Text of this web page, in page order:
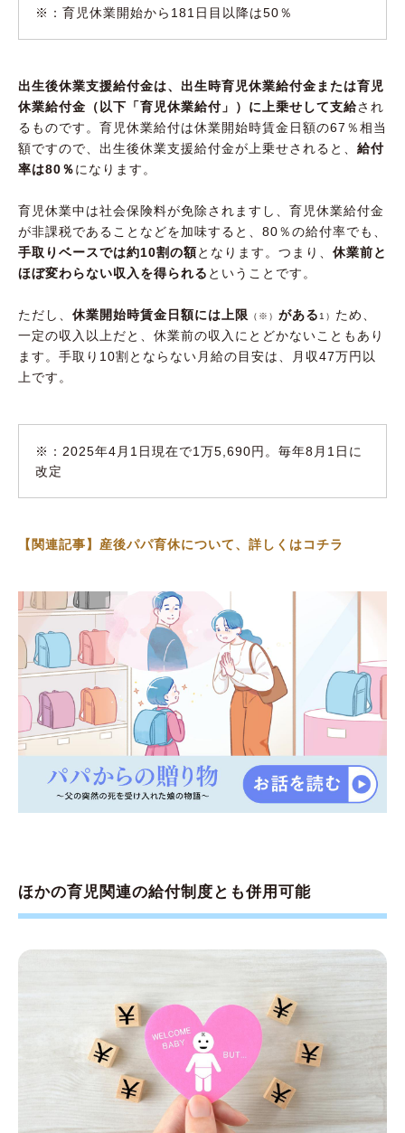
※：育児休業開始から181日目以降は50％
出生後休業支援給付金は、出生時育児休業給付金または育児
休業給付金（以下「育児休業給付」）に上乗せして支給され
るものです。育児休業給付は休業開始時賃金日額の67％相当
額ですので、出生後休業支援給付金が上乗せされると、 給付
率は80％になります。
育児休業中は社会保険料が免除されますし、育児休業給付金
が非課税であることなどを加味すると、80％の給付率でも、
手取りベースでは約10割の額となります。つまり、 休業前と
ほぼ変わらない収入を得られる ということです。
ただし、 休業開始時賃金日額には上限 （※） がある 1） ため、
一定の収入以上だと、休業前の収入にとどかないこともあり
ます。手取り10割とならない月給の目安は、月収47万円以
上です。
※：2025年4月1日現在で1万5,690円。毎年8月1日に
改定
【関連記事】産後パパ育休について、詳しくはコチラ
ほかの育児関連の給付制度とも併用可能